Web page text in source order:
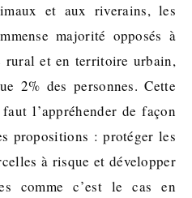
et aux riverains, les
majorité opposés à
rural et en territoire urbain,
2% des personnes. Cette
l’appréhender de façon
propositions : protéger les
à risque et développer
comme c’est le cas en